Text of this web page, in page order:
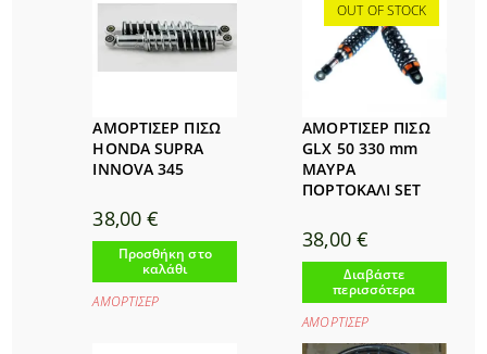
ΑΜΟΡΤΙΣΕΡ ΠΙΣΩ
HONDA SUPRA
INNOVA 345
38,00€
Προσθήκη στο
καλάθι
ΑΜΟΡΤΙΣΕΡ
OUT OF STOCK
ΑΜΟΡΤΙΣΕΡ ΠΙΣΩ
GLX 50 330 mm
ΜΑΥΡΑ
ΠΟΡΤΟΚΑΛΙ SET
38,00 €
Διαβάστε
περισσότερα
ΑΜΟΡΤΙΣΕΡ